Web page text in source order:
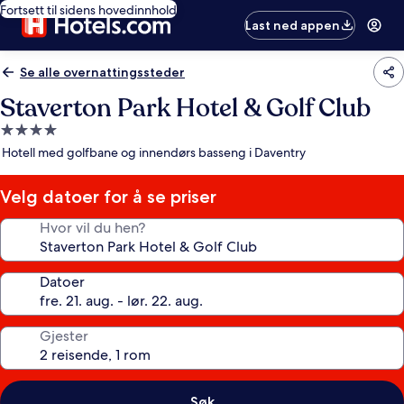
Fortsett til sidens hovedinnhold
Last ned appen
Se alle overnattingssteder
Staverton Park Hotel & Golf Club
Overnattingssted
med
stjerner
Hotell med golfbane og innendørs basseng i Daventry
Velg datoer for å se priser
Hvor vil du hen?
Datoer
Gjester